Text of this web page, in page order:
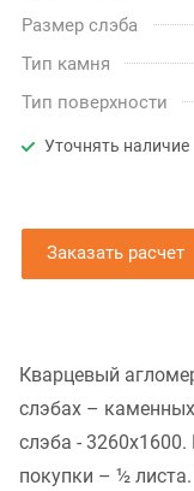
Размер слэба
Тип камня
Тип поверхности
Уточнять наличие
Заказать расчет
Кварцевый
слэбах –
слэба -
покупки – ½